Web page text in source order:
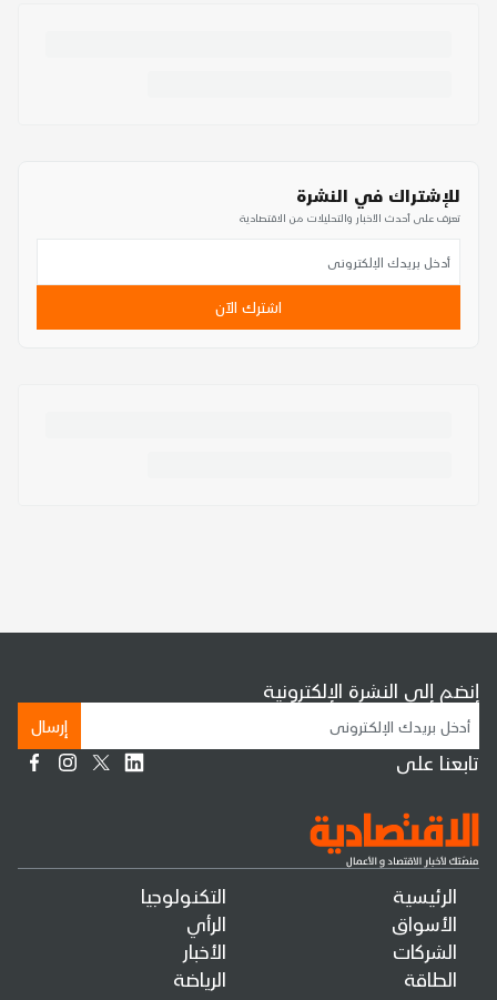
للإشتراك في النشرة
تعرف على أحدث الأخبار والتحليلات من الاقتصادية
اشترك الآن
الرئيسية
الأسواق
الشركات
الطاقة
التكنولوجيا
الرأي
الأخبار
الرياضة
إنضم إلى النشرة الإلكترونية
إرسال
تابعنا على